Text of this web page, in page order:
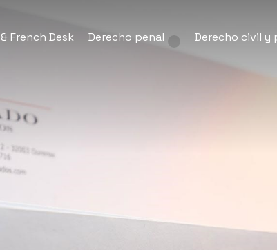
French Desk Derecho penal Derecho civil y